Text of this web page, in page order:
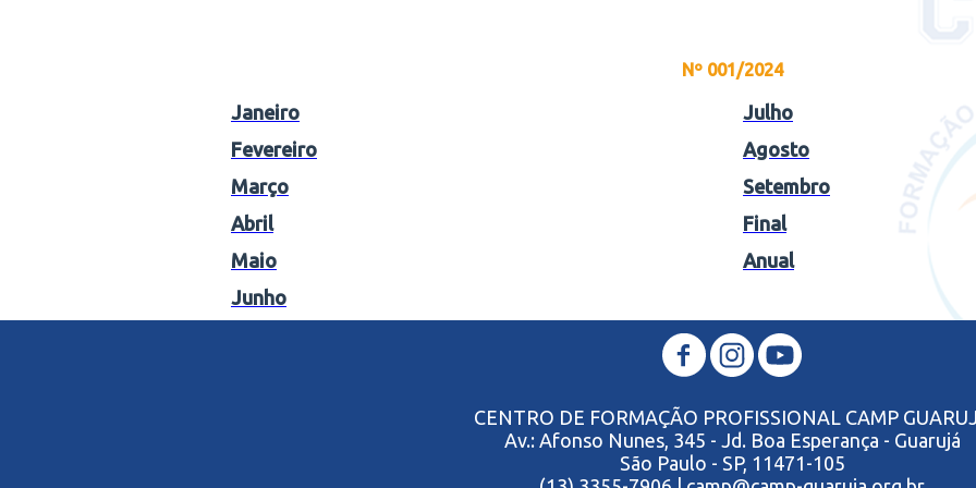
Nº 001/2024
Janeiro
Fevereiro
Março
Abril
Maio
Junho
Julho
Agosto
Setembro
Final
Anual
CENTRO DE FORMAÇÃO PROFISSIONAL CAMP
Av.: Afonso Nunes, 345 - Jd. Boa Esperança - Guarujá
São Paulo - SP, 11471-105